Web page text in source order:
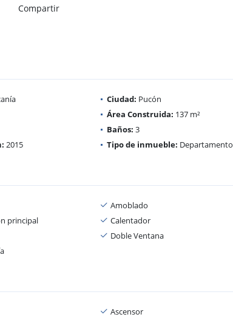
Compartir
Ciudad: Pucón
Área Construida: 137 m²
Baños: 3
2015 Tipo de inmueble: Departamento
Amoblado
principal Calentador
Doble Ventana
Ascensor